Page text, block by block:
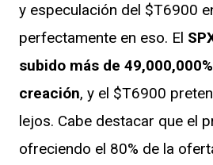
y especulación del $T6900
perfectamente en eso. El
subido más de
creación, y el $T6900
lejos. Cabe destacar que el
ofreciendo el 80% de la